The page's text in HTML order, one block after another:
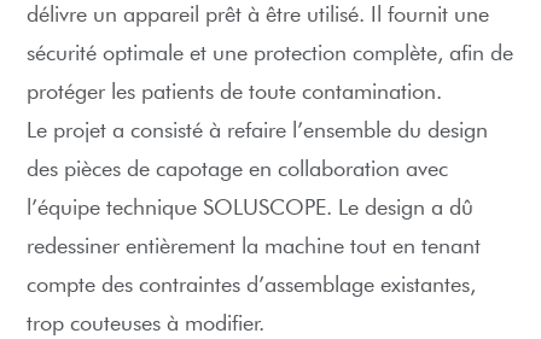
délivre un appareil prêt à être utilisé. Il fournit une
sécurité optimale et une protection complète, afin de
protéger les patients de toute contamination.
Le projet a consisté à refaire l’ensemble du design
des pièces de capotage en collaboration avec
l’équipe technique SOLUSCOPE. Le design a dû
redessiner entièrement la machine tout en tenant
compte des contraintes d’assemblage existantes,
trop couteuses à modifier.